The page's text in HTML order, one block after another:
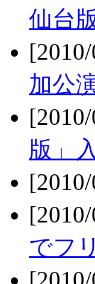
仙台
加公
版」
でフ